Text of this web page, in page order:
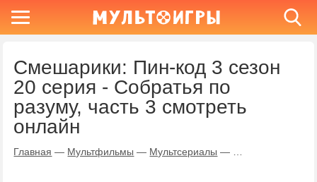
Смешарики: Пин-код 3 сезон
20 серия - Собратья по
разуму, часть 3 смотреть
онлайн
Главная — Мультфильмы — Мультсериалы —